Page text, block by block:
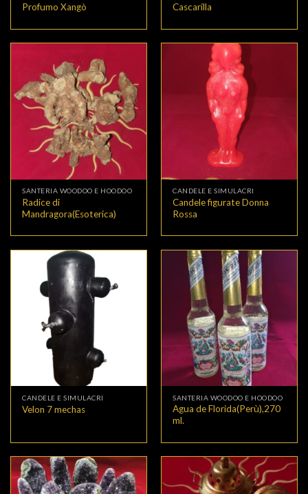
Profumo Xangò Cascarilla
SANTERIA WOODOO E HOODOO
Radice di
Mandragora(Esoterica)
CANDELE E SIMULACRI
Candele figurate Donna
Rossa
CANDELE E SIMULACRI
Velon 7 mechas
SANTERIA WOODOO E HOODOO
Agua de Florida(Perù),270
ml.